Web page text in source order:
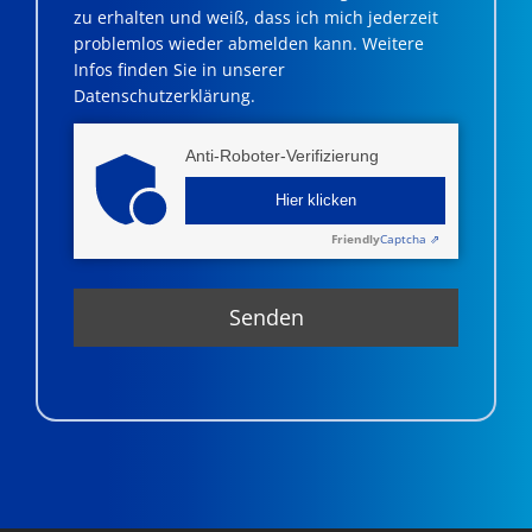
zu erhalten und weiß, dass ich mich jederzeit
problemlos wieder abmelden kann. Weitere
Infos finden Sie in unserer
Datenschutzerklärung.
Anti-Roboter-Verifizierung
Hier klicken
FriendlyCaptcha ⇗